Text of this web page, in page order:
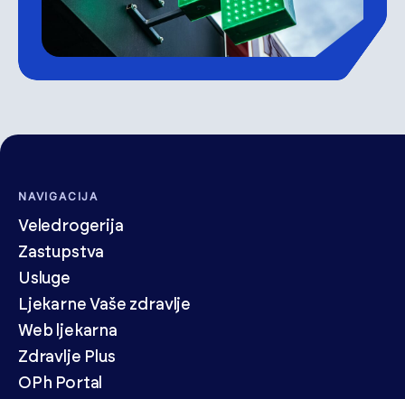
NAVIGACIJA
Veledrogerija
Zastupstva
Usluge
Ljekarne Vaše zdravlje
Web ljekarna
Zdravlje Plus
OPh Portal